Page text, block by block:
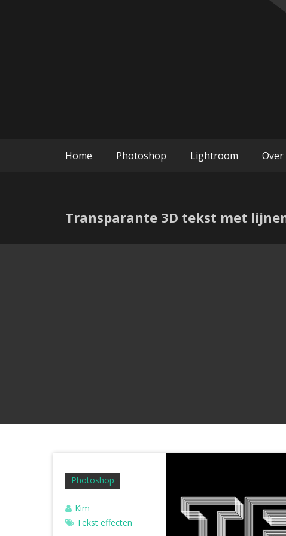
Home Photoshop Lightroom Over
Transparante 3D tekst met
Photoshop
Kim
Tekst effecten